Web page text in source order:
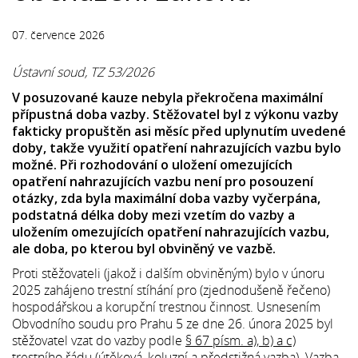
07. července 2026
Ústavní soud, TZ 53/2026
V posuzované kauze nebyla překročena maximální
přípustná doba vazby. Stěžovatel byl z výkonu vazby
fakticky propuštěn asi měsíc před uplynutím uvedené
doby, takže využití opatření nahrazujících vazbu bylo
možné. Při rozhodování o uložení omezujících
opatření nahrazujících vazbu není pro posouzení
otázky, zda byla maximální doba vazby vyčerpána,
podstatná délka doby mezi vzetím do vazby a
uložením omezujících opatření nahrazujících vazbu,
ale doba, po kterou byl obviněný ve vazbě.
Proti stěžovateli (jakož i dalším obviněným) bylo v únoru
2025 zahájeno trestní stíhání pro (zjednodušeně řečeno)
hospodářskou a korupční trestnou činnost. Usnesením
Obvodního soudu pro Prahu 5 ze dne 26. února 2025 byl
stěžovatel vzat do vazby podle § 67 písm. a), b) a c)